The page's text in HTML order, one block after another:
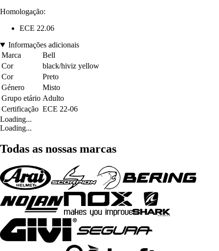
Homologação:
ECE 22.06
Informações adicionais
Marca
Bell
Cor
black/hiviz yellow
Cor
Preto
Género
Misto
Grupo etário Adulto
Certificação ECE 22-06
Loading...
Loading...
Todas as nossas marcas